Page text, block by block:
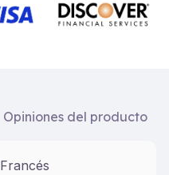
Opiniones del producto
Francés